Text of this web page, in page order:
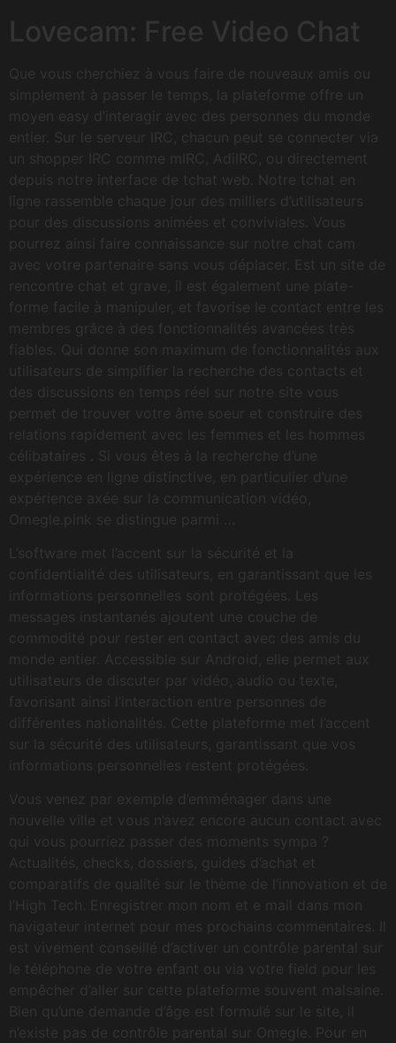
Lovecam: Free Video Chat
Que vous cherchiez à vous faire de nouveaux amis ou
simplement à passer le temps, la plateforme offre un
moyen easy d’interagir avec des personnes du monde
entier. Sur le serveur IRC, chacun peut se connecter via
un shopper IRC comme mIRC, AdiIRC, ou directement
depuis notre interface de tchat web. Notre tchat en
ligne rassemble chaque jour des milliers d’utilisateurs
pour des discussions animées et conviviales. Vous
pourrez ainsi faire connaissance sur notre chat cam
avec votre partenaire sans vous déplacer. Est un site de
rencontre chat et grave, il est également une plate-
forme facile à manipuler, et favorise le contact entre les
membres grâce à des fonctionnalités avancées très
fiables. Qui donne son maximum de fonctionnalités aux
utilisateurs de simplifier la recherche des contacts et
des discussions en temps réel sur notre site vous
permet de trouver votre âme soeur et construire des
relations rapidement avec les femmes et les hommes
célibataires . Si vous êtes à la recherche d’une
expérience en ligne distinctive, en particulier d’une
expérience axée sur la communication vidéo,
Omegle.pink se distingue parmi …
L’software met l’accent sur la sécurité et la
confidentialité des utilisateurs, en garantissant que les
informations personnelles sont protégées. Les
messages instantanés ajoutent une couche de
commodité pour rester en contact avec des amis du
monde entier. Accessible sur Android, elle permet aux
utilisateurs de discuter par vidéo, audio ou texte,
favorisant ainsi l’interaction entre personnes de
différentes nationalités. Cette plateforme met l’accent
sur la sécurité des utilisateurs, garantissant que vos
informations personnelles restent protégées.
Vous venez par exemple d’emménager dans une
nouvelle ville et vous n’avez encore aucun contact avec
qui vous pourriez passer des moments sympa ?
Actualités, checks, dossiers, guides d’achat et
comparatifs de qualité sur le thème de l’innovation et de
l’High Tech. Enregistrer mon nom et e mail dans mon
navigateur internet pour mes prochains commentaires. Il
est vivement conseillé d’activer un contrôle parental sur
le téléphone de votre enfant ou via votre field pour les
empêcher d’aller sur cette plateforme souvent malsaine.
Bien qu’une demande d’âge est formulé sur le site, il
n’existe pas de contrôle parental sur Omegle. Pour en